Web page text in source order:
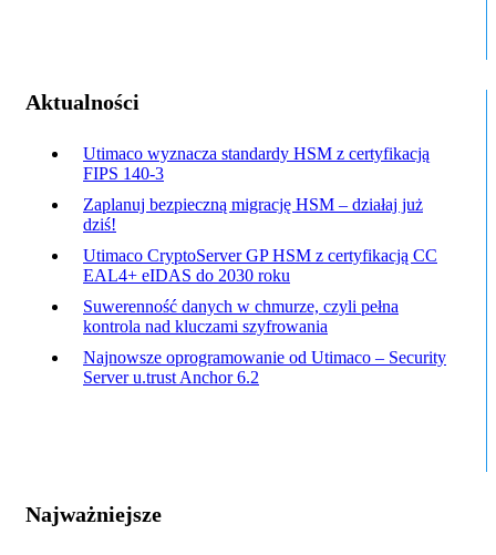
Aktualności
Utimaco wyznacza standardy HSM z certyfikacją
FIPS 140-3
Zaplanuj bezpieczną migrację HSM – działaj już
dziś!
Utimaco CryptoServer GP HSM z certyfikacją CC
EAL4+ eIDAS do 2030 roku
Suwerenność danych w chmurze, czyli pełna
kontrola nad kluczami szyfrowania
Najnowsze oprogramowanie od Utimaco – Security
Server u.trust Anchor 6.2
Najważniejsze